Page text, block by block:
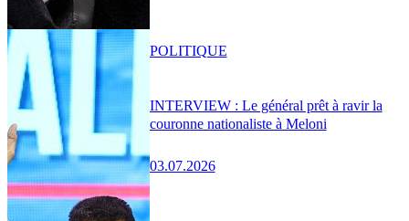
INTERVIEW : Le général prêt à ravir la
couronne nationaliste à Meloni
03.07.2026
POLITIQUE